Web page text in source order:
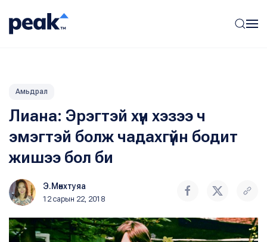
Амьдрал
Лиана: Эрэгтэй хүн хэзээ ч
эмэгтэй болж чадахгүйн бодит
жишээ бол би
Э.Мөнхтуяа
12 сарын 22, 2018